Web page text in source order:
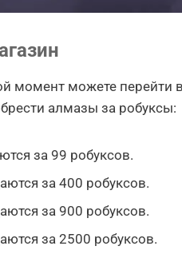
момент можете перейти
алмазы за робуксы:
за 99 робуксов.
за 400 робуксов.
за 900 робуксов.
за 2500 робуксов.